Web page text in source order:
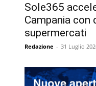
Sole365
Campania con
supermercati
Redazione - 31 Luglio